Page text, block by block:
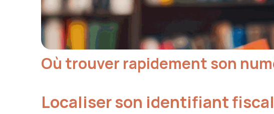
Où trouver rapidement son
Localiser son identifiant